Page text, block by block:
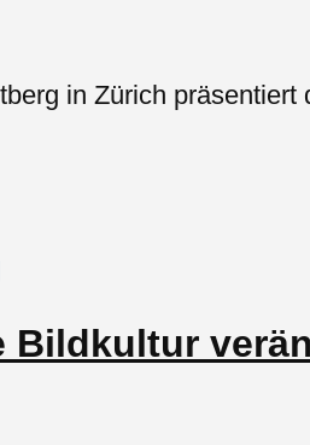
in Zürich präsentiert
Bildkultur